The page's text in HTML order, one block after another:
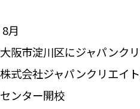
―― 8月
大阪市淀川区にジャパンク
株式会社ジャパンクリエイ
センター開校